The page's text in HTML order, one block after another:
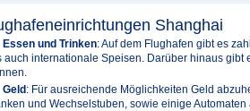
Shanghai
Essen und Trinken: Auf dem Flughafen gibt es
auch internationale Speisen. Darüber hinaus gibt
Geld: Für ausreichende Möglichkeiten Geld
und Wechselstuben, sowie einige